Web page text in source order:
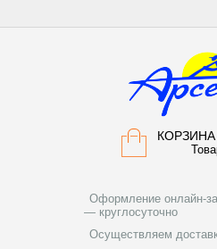
Оформление онлайн-
— круглосуточно
Осуществляем